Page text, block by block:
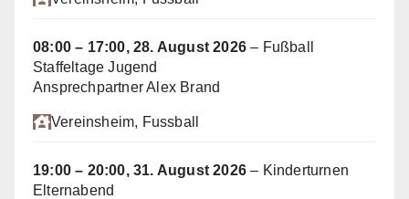
08:00 – 17:00,28. August 2026 – Fußball
Staffeltage Jugend
Ansprechpartner Alex Brand
Vereinsheim, Fussball
19:00 – 20:00,31. August 2026 – Kinderturnen
Elternabend